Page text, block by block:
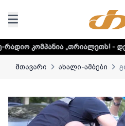
- დეტალური
მთავარი ახალი-ამბები